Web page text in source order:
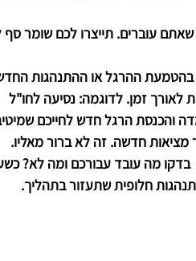
עוברים. תייצרו לכם שומר
ההרגל או ההתנהגות
לאורך זמן. לדוגמה: נסיעה לחו"ל
והכנסת הרגל חדש לחייכם
מציאות חדשה. זה לא ברור מאליו.
מה עובד עבורכם ומה לא?
חלופית שתעזור בתהליך.